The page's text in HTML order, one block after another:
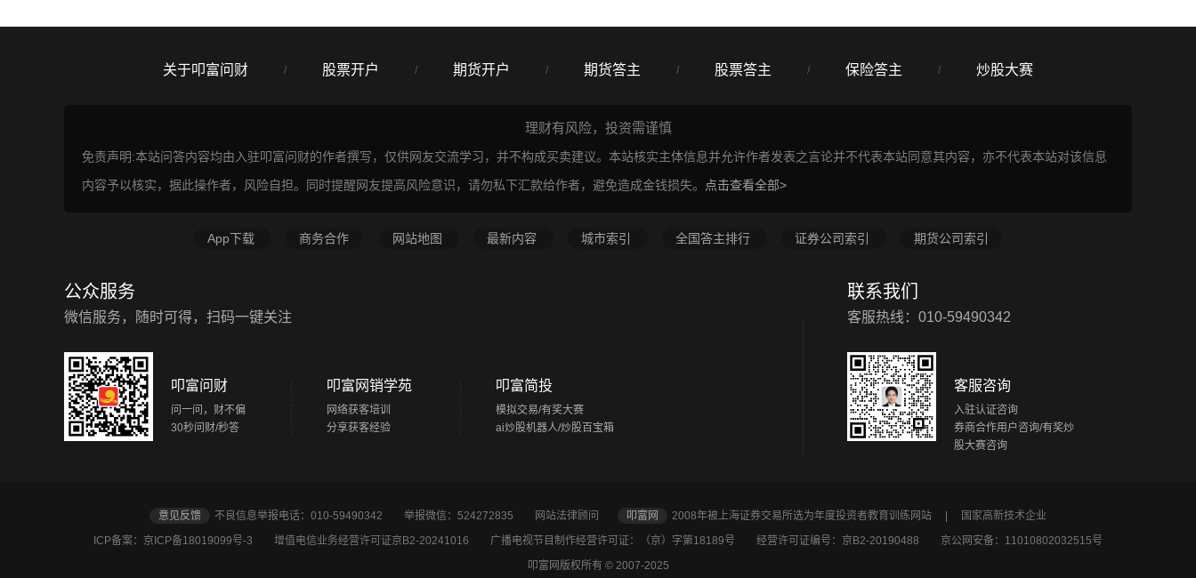
关于叩富问财 / 股票开户 / 期货开户 / 期货答主 / 股票答主 / 保险答主 / 炒股大赛
理财有风险，投资需谨慎
免责声明:本站问答内容均由入驻叩富问财的作者撰写，仅供网友交流学习，并不构成买卖建议。本站核实主体信息并允许作者发表之言论并不代表本站同意其内容，亦不代表本站对该信息
内容予以核实，据此操作者，风险自担。同时提醒网友提高风险意识，请勿私下汇款给作者，避免造成金钱损失。
点击查看全部>
App下载 商务合作 网站地图 最新内容 城市索引 全国答主排行 证券公司索引 期货公司索引
公众服务
微信服务，随时可得，扫码一键关注
叩富问财
问一问，财不偏
30秒问财/秒答
叩富网销学苑
网络获客培训
分享获客经验
叩富简投
模拟交易/有奖大赛
ai炒股机器人/炒股百宝箱
联系我们
客服热线：010-59490342
客服咨询
入驻认证咨询
券商合作用户咨询/有奖炒
股大赛咨询
意见反馈 不良信息举报电话：010-59490342 举报微信：524272835 网站法律顾问 叩富网 2008年被上海证券交易所选为年度投资者教育训练网站 |
国家高新技术企业
ICP备案：京ICP备18019099号-3
增值电信业务经营许可证京B2-20241016 广播电视节目制作经营许可证：（京）字第18189号 经营许可证编号：京B2-20190488 京公网安备：11010802032515号
叩富网版权所有 © 2007-2025